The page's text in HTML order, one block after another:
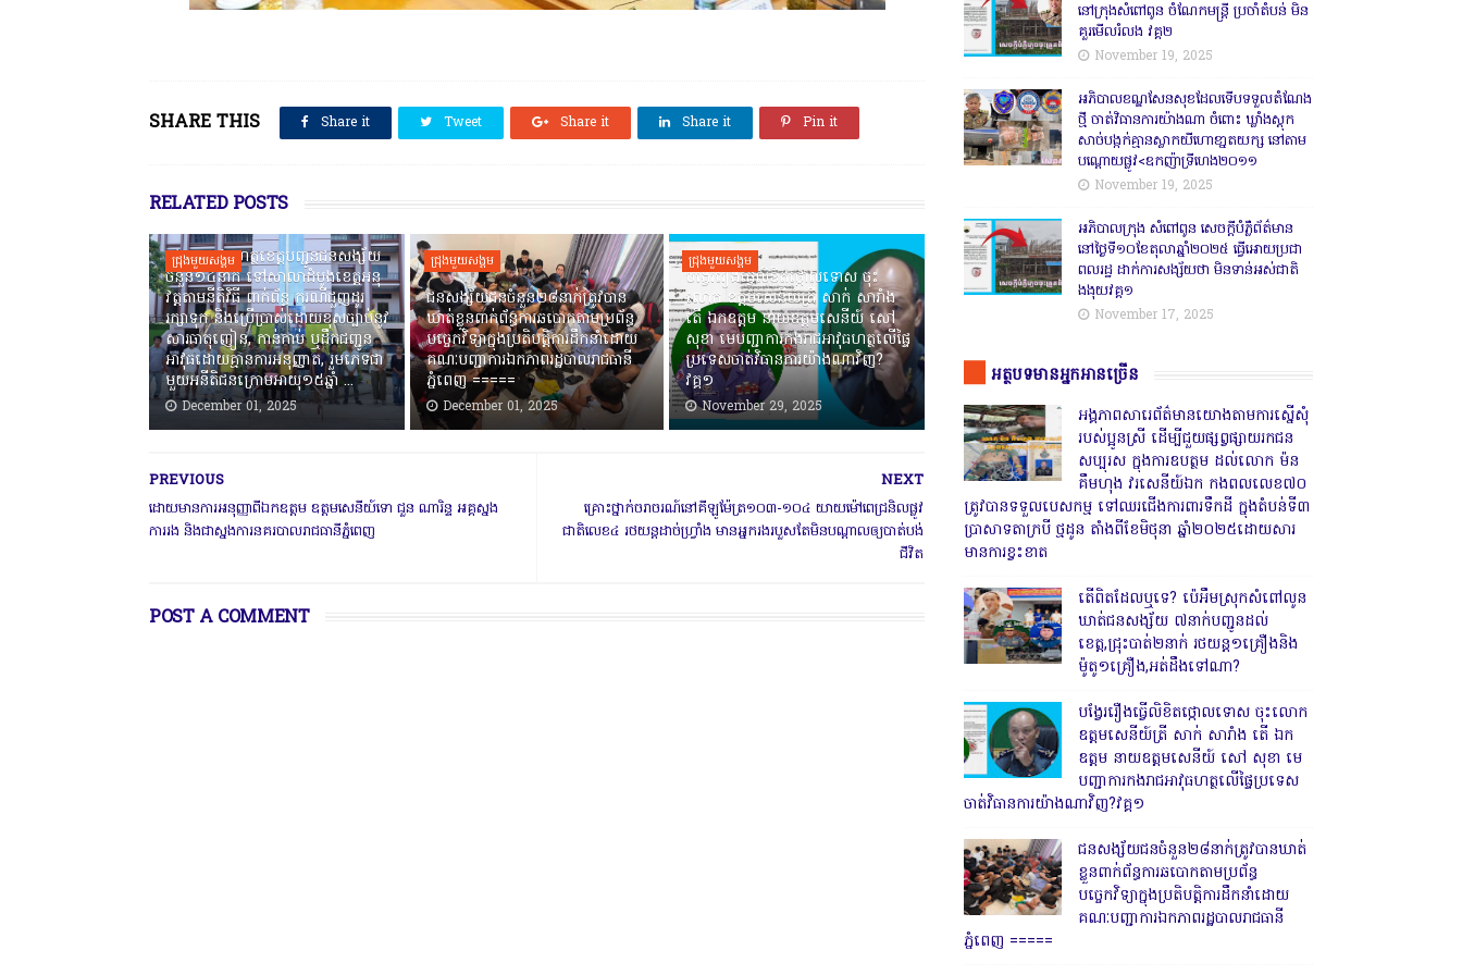
SHARE THIS Share it Tweet Share it Share it Pin it
RELATED POSTS
ជ្រុងមួយសង្គម
កងរាជឣាវុធហត្ថខេត្តបញ្ជូនជនសង្ស័យ
ចំនួន១៤នាក់ ទៅសាលាដំបូងខេត្តឣនុ
វត្តតាមនីតិវិធី ពាក់ព័ន្ធ ករណីជួញដូរ
រក្សាទុក និងប្រើប្រាស់ដោយខុសច្បាប់នូវ
សារធាតុញៀន, កាន់កាប់ ឬដឹកជញ្ជូន
អាវុធដោយគ្មានការអនុញ្ញាត, រួមភេទជា
មួយអនីតិជនក្រោមអាយុ១៥ឆ្នាំ ...
December 01, 2025
ជ្រុងមួយសង្គម
ជនសង្ស័យជនចំនួន២៨នាក់ត្រូវបាន
ឃាត់ខ្លួនពាក់ព័ន្ធការឆបោកតាមប្រព័ន្ធ
បច្ចេកវិទ្យាក្នុងប្រតិបត្តិការដឹកនាំដោយ
គណៈបញ្ជាការឯកភាពរដ្ឋបាលរាជធានី
ភ្នំពេញ ‎=====
December 01, 2025
ជ្រុងមួយសង្គម
បង្វែររឿងធ្វើលិខិតថ្កោលទោស ចុះ
លោក ឧត្តមសេនីយ៍ត្រី សាក់ សារាំង
តើ ឯកឧត្តម នាយឧត្តមសេនីយ៍ សៅ
សុខា មេបញ្ជាការកងរាជអាវុធហត្ថលើផ្ទៃ
ប្រទេសចាត់វិធានការយ៉ាងណាវិញ?
វគ្គ១
November 29, 2025
NEXT
គ្រោះថ្នាក់ចរាចរណ៍នៅគីឡូម៉ែត្រ១០៣-១០៤ យាយម៉ៅពេជ្រនិលផ្លូវ
ជាតិលេខ៤ រថយន្ដដាច់ហ្រ្វាំង មានអ្នករងរបួសតែមិនបណ្ដាលឲ្យបាត់បង់
ជីវិត
PREVIOUS
ដោយមានការអនុញ្ញាពីឯកឧត្តម ឧត្តមសេនីយ៍ទោ ជួន ណារិន្ទ អគ្គស្នង
ការរង និងជាស្នងការនគរបាលរាជធានីភ្នំពេញ
POST A COMMENT
នៅក្រុងសំពៅពូន ចំណែកមន្ត្រី ប្រចាំតំបន់ មិន
គួរមើលរំលង វគ្គ២
November 19, 2025
អភិបាលខណ្ឌសែនសុខដែលទើបទទួលតំណែង
ថ្មី ចាត់វិធានការយ៉ាងណា ចំពោះ ឃ្លាំងស្តុក
សាច់បង្កក់គ្មានស្លាកយីហោខា្នតយក្ស នៅតាម
បណ្តោយផ្លូវ<ឧកញ៉ាទ្រីហេង២០១១
November 19, 2025
អភិបាលក្រុង សំពៅពូន សេចក្តីបំភ្លឺព័ត៌មាន
នៅថ្ងៃទី១០ខែតុលាឆ្នាំ២០២៥ ធ្វើអោយប្រជា
ពលរដ្ឋ ដាក់ការសង្ស័យថា មិនទាន់អស់ជាតិ
ងងុយវគ្គ១
November 17, 2025
អត្ថបទមានអ្នកអានច្រើន
អង្គភាពសារេព័ត៌មានយោងតាមការស្នើសុំ
របស់ប្អូនស្រី ដើម្បីជួយផ្សព្វផ្សាយរកជន
សប្បុរស ក្នុងការឧបត្ថម ដល់លោក ម៉ន
គឹមហុង វរសេនីយ៍ឯក កងពលលេខ៧០
ត្រូវបានទទួលបេសកម្ម ទៅឈរជើងការពារទឹកដី ក្នុងតំបន់ទី៣
ប្រាសាទតាក្របី ថ្មដូន តាំងពីខែមិថុនា ឆ្នាំ២០២៥ដោយសារ
មានការខ្វះខាត
តើពិតដែលឬទេ? ប៉េអឹមស្រុកសំពៅលូន
ឃាត់ជនសង្ស័យ ៧នាក់បញ្ជូនដល់
ខេត្ត,ជ្រុះបាត់២នាក់ រថយន្ត១គ្រឿងនិង
ម៉ូតូ១គ្រឿង,អត់ដឹងទៅណា?
បង្វែររឿងធ្វើលិខិតថ្កោលទោស ចុះលោក
ឧត្តមសេនីយ៍ត្រី សាក់ សារាំង តើ ឯក
ឧត្តម នាយឧត្តមសេនីយ៍ សៅ សុខា មេ
បញ្ជាការកងរាជអាវុធហត្ថលើផ្ទៃប្រទេស
ចាត់វិធានការយ៉ាងណាវិញ?វគ្គ១
ជនសង្ស័យជនចំនួន២៨នាក់ត្រូវបានឃាត់
ខ្លួនពាក់ព័ន្ធការឆបោកតាមប្រព័ន្ធ
បច្ចេកវិទ្យាក្នុងប្រតិបត្តិការដឹកនាំដោយ
គណៈបញ្ជាការឯកភាពរដ្ឋបាលរាជធានី
ភ្នំពេញ ‎=====